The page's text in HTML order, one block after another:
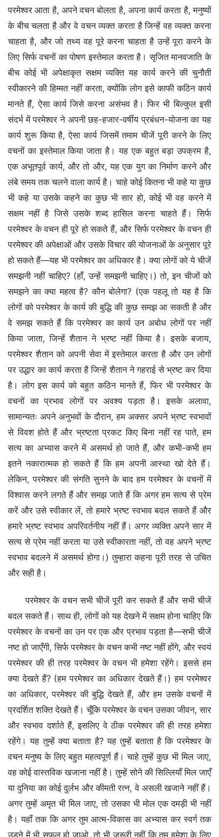
परमेश्वर आता है, अपने वचन बोलता है, अपना कार्य करता है, मनुष्यों
के बीच चलता है और वे वचन व्यक्त करता है जिन्हें वह व्यक्त करना
चाहता है, और जो तथ्य वह पूरे करना चाहता है उन्हें पूरा करने के
लिए सिर्फ वचनों का पोषण इस्तेमाल करता है। सृजित मानवजाति के
बीच कोई भी अपेक्षाकृत सक्षम व्यक्ति यह कार्य करने की चुनौती
स्वीकारने की हिम्मत नहीं करता, क्योंकि लोग इसे काफी कठिन कार्य
मानते हैं, ऐसा कार्य जिसे करना असंभव है। फिर भी बिल्कुल इसी
संदर्भ में परमेश्वर ने अपनी छह-हजार-वर्षीय प्रबंधन-योजना का यह
कार्य शुरू किया है, ऐसा कार्य जिसमें तमाम चीजें पूरी करने के लिए
वचनों का इस्तेमाल किया जाता है। यह एक बहुत बड़ा उपक्रम है,
एक अभूतपूर्व कार्य, और तो और, यह एक युग का निर्माण करने और
लंबे समय तक चलने वाला कार्य है। चाहे कोई कितना भी कहे या कुछ
भी कहे या उसके कहने का कुछ भी सार हो, कोई भी वह करने में
सक्षम नहीं है जिसे उसके शब्द हासिल करना चाहते हैं। सिर्फ
परमेश्वर के वचन ही पूरे हो सकते हैं, और सिर्फ परमेश्वर के वचन ही
परमेश्वर की अपेक्षाओं और उसके विचार की योजनाओं के अनुसार पूरे
हो सकते हैं—यह भी परमेश्वर का अधिकार है। क्या लोगों को ये चीजें
समझनी नहीं चाहिए? (हाँ, उन्हें समझनी चाहिए।) तो, इन चीजों को
समझने का क्या महत्व है? कौन बोलेगा? (एक पहलू तो यह है कि
लोगों को परमेश्वर के कार्य की बुद्धि की कुछ समझ आ सकती है और
वे समझ सकते हैं कि परमेश्वर का कार्य उन अबोध लोगों पर नहीं
किया जाता, जिन्हें शैतान ने भ्रष्ट नहीं किया है। इसके बजाय,
परमेश्वर शैतान को अपनी सेवा में इस्तेमाल करता है और उन लोगों
पर उद्धार का कार्य करता है जिन्हें शैतान ने गहराई से भ्रष्ट कर दिया
है। लोग इस कार्य को बहुत कठिन मानते हैं, फिर भी परमेश्वर के
वचनों का प्रभाव लोगों पर अवश्य पड़ता है। इसके अलावा,
सामान्यतः अपने अनुभवों के दौरान, हम अक्सर अपने भ्रष्ट स्वभावों
से विवश होते हैं और भ्रष्टता प्रकट किए बिना नहीं रह पाते, हम
सत्य का अभ्यास करने में असमर्थ हो जाते हैं, और कभी-कभी हम
इतने नकारात्मक हो सकते हैं कि हम अपनी आस्था खो देते हैं।
लेकिन, परमेश्वर की संगति सुनने के बाद हम परमेश्वर के वचनों में
विश्वास करने लगते हैं और समझ जाते हैं कि अगर हम सत्य से प्रेम
करें और उसे स्वीकार लें, तो हमारे भ्रष्ट स्वभाव बदल सकते हैं और
हमारे भ्रष्ट स्वभाव अपरिवर्तनीय नहीं हैं। अगर व्यक्ति अपने सार में
सत्य से प्रेम नहीं करता या उसे स्वीकारता नहीं, तो वह अपने भ्रष्ट
स्वभाव बदलने में असमर्थ होगा।) तुम्हारा कहना पूरी तरह से उचित
और सही है।
परमेश्वर के वचन सभी चीजें पूरी कर सकते हैं और सभी चीजें
बदल सकते हैं। साथ ही, लोगों को यह देखने में सक्षम होना चाहिए कि
परमेश्वर के वचनों का उन पर एक और प्रभाव पड़ता है—सभी चीजें
नष्ट हो जाएँगी, सिर्फ परमेश्वर के वचन कभी नष्ट नहीं होंगे, और स्वयं
परमेश्वर की ही तरह परमेश्वर के वचन भी हमेशा रहेंगे। इससे हम
क्या देखते हैं? (हम परमेश्वर का अधिकार देखते हैं।) हम परमेश्वर
का अधिकार, परमेश्वर की बुद्धि देखते हैं, और हम उसके वचनों में
प्रदर्शित शक्ति देखते हैं। चूँकि परमेश्वर के वचन उसका जीवन, सार
और स्वभाव दर्शाते हैं, इसलिए वे ठीक परमेश्वर की ही तरह हमेशा
रहेंगे। यह तुम्हें क्या बताता है? यह तुम्हें बताता है कि परमेश्वर के
वचन मनुष्य के लिए बहुत महत्वपूर्ण हैं। चाहे तुम्हें कुछ भी मिल जाए,
वह कोई वास्तविक खजाना नहीं है। तुम्हें सोने की सिल्लियाँ मिल जाएँ
या दुनिया का कोई दुर्लभ और कीमती रत्न, वे असली खजाने नहीं हैं।
अगर तुम्हें अमृत भी मिल जाए, तो उसका भी मोल एक दमड़ी भी नहीं
है। यहाँ तक कि अगर तुम आत्म-विकास का अभ्यास कर स्वर्ग तक
उड़ने में भी सफल हो जाओ, तो भी जरूरी नहीं कि तुम हमेशा के लिए